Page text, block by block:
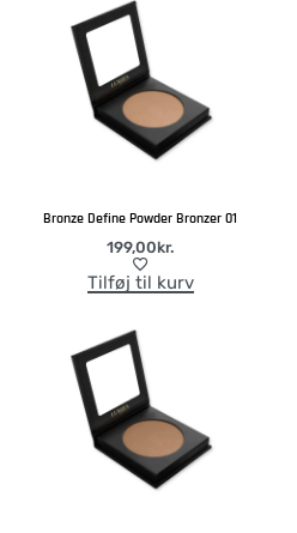
Bronze Define Powder Bronzer 01
199,00kr.
Tilføj til kurv